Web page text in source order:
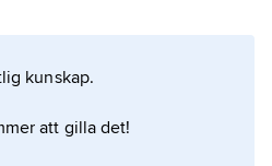
.
kunskap.
att gilla det!